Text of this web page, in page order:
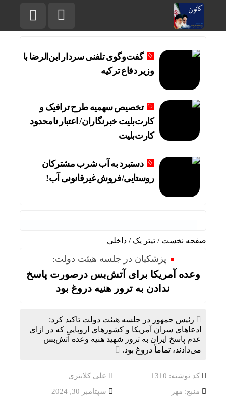
گفت‌وگوی تلفنی سردار ابن‌الرضا با
وزیر دفاع ترکیه
تخصیص سهمیه طرح ترافیک و
کارت‌بلیت خبرنگاران/ اعتبار نامحدود
کارت‌بلیت
دستبرد به آب شرب مشترکان
روستایی/فروش غیرقانونی آب!
صفحه نخست / تیتر یک / داخلی
پزشکیان در جلسه هیئت دولت:
وعده آمریکا برای آتش‌بس درصورت پاسخ
ندادن به ترور هنیه دروغ بود
رئیس جمهور در جلسه هیئت دولت تاکید کرد:
ادعاهای سران آمریکا و کشورهای اروپایی که در ازای
عدم پاسخ ایران به ترور شهید هنیه وعده آتش‌بس
می‌دادند، تماماً دروغ بود.
کد نوشته: 1310
علی کلانتری
منبع: مهر
سپتامبر 30, 2024